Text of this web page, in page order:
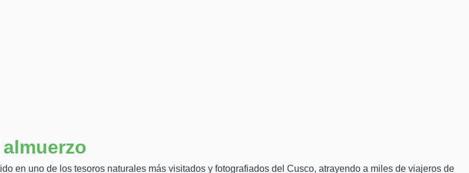
en uno de los tesoros naturales más visitados y fotografiados del Cusco, atrayendo a miles de viajeros de